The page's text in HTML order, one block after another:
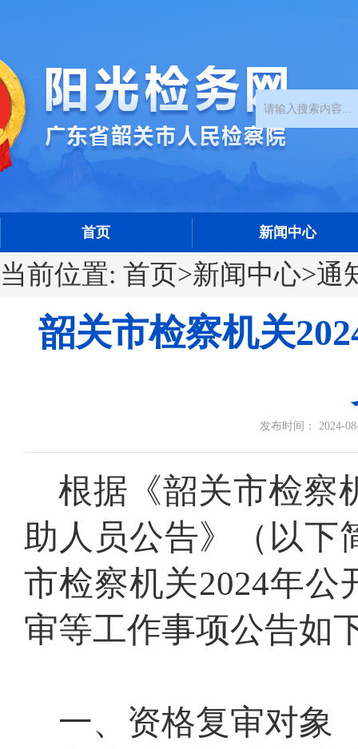
首页 新闻中心
当前位置: 首页>新闻中心>通
韶关市检察机关
发布时间： 2024-
根据 《韶关市检察
助人员公告》
（以
市检察机关2024年公
审等工作事项公告如
一、资格复审对象